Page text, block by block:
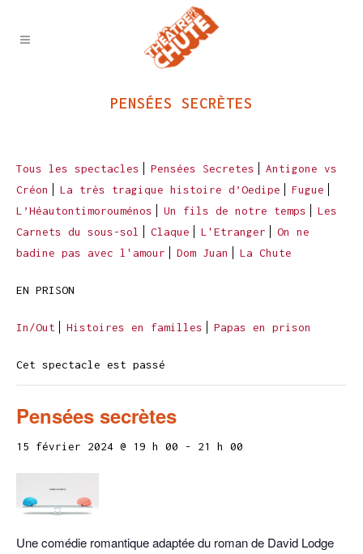
PENSÉES SECRÈTES
Tous les spectacles Pensées Secretes
Antigone vs
Créon
La très tragique histoire d’Oedipe
Fugue
L’Héautontimorouménos
Un fils de notre temps
Les
Carnets du sous-sol
Claque L'Etranger
On ne
badine pas avec l'amour
Dom Juan La Chute
EN PRISON
In/Out Histoires en familles Papas en prison
Cet spectacle est passé
Pensées secrètes
15 février 2024 @ 19 h 00 - 21 h 00
Une comédie romantique adaptée du roman de David Lodge